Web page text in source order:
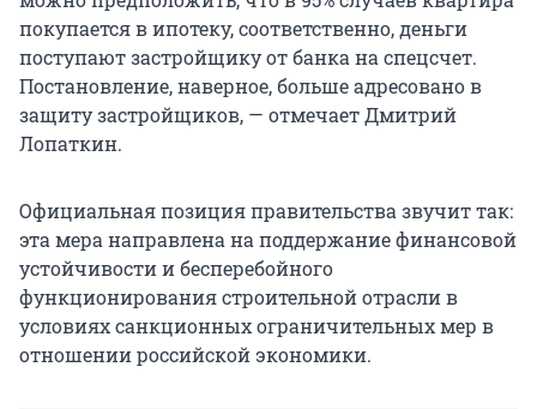
покупается в ипотеку, соответственно, деньги
поступают застройщику от банка на спецсчет.
Постановление, наверное, больше адресовано в
защиту застройщиков, — отмечает Дмитрий
Лопаткин.
Официальная позиция правительства звучит так:
эта мера направлена на поддержание финансовой
устойчивости и бесперебойного
функционирования строительной отрасли в
условиях санкционных ограничительных мер в
отношении российской экономики.